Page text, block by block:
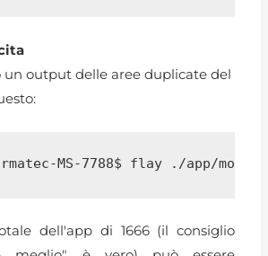
un output delle aree duplicate del
MS-7788$ flay ./app/
dell'app di 1666 (il consiglio